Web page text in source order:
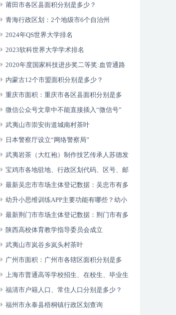
莆田市各区县面积分别是多少？
青海行政区划：2个地级市6个自治州
2024年QS世界大学排名
2023软科世界大学学术排名
2020年度国家科技进步奖二等奖:血管通路
数字诊疗关键技术体系建立及其临床应用
内蒙古12个市盟面积分别是多少？
重庆市面积：重庆市各区县面积分别是多
少？
微信公众号文章中不能直接插入“微信号”
武夷山市崇安街道城南村茶叶
日本警察厅设立“网络警察局”
武夷岩茶（大红袍）制作技艺传承人苏德发
宝鸡市各地驻地、行政区划代码、区号、邮
编、面积、人口
最新吴忠市市场主体登记数据：吴忠市有多
少市场主体？
幼升小思维训练APP主要功能有哪些？幼小
衔接数学逻辑思维游戏
最新荆门市市场主体登记数据：荆门市有多
少市场主体？
陕西高校体育教学指导委员会成立
武夷山市岚谷乡岚头村茶叶
广州市面积：广州市各辖区面积分别是多
少？
上海市普通高等学校招生、在校生、毕业生
人数？
福清市户籍人口、常住人口分别是多少？
福州市永泰县梧桐镇行政区划查询